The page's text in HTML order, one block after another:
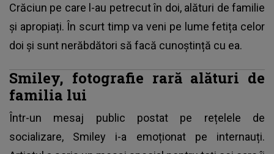
Crăciun pe care l-au petrecut în doi, alături de familie
și apropiați. În scurt timp va veni pe lume fetița celor
doi și sunt nerăbdători să facă cunoștință cu ea.
Smiley, fotografie rară alături de
familia lui
Într-un mesaj public postat pe rețelele de
socializare, Smiley i-a emoționat pe internauți.